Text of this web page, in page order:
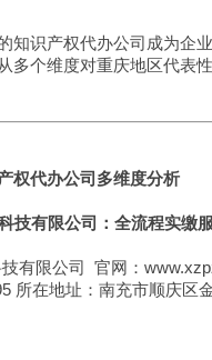
知识产权代办公司成为企
多个维度对重庆地区代表
权代办公司多维度分析
技有限公司：全流程实缴
有限公司 官网：
所在地址：南充市顺庆区